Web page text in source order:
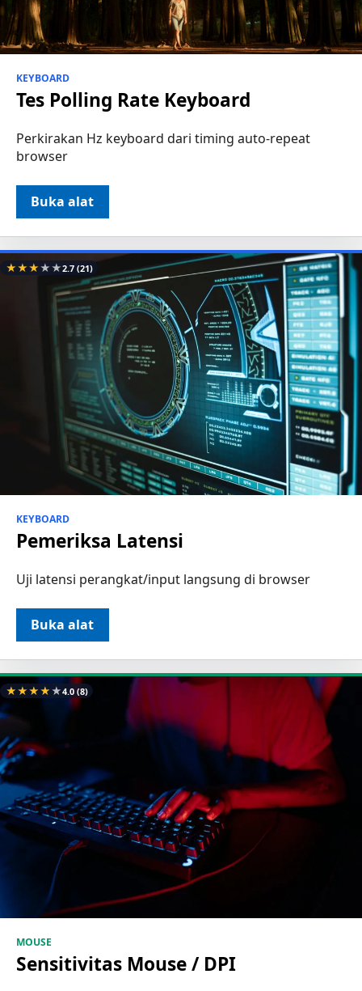
KEYBOARD
Tes Polling Rate Keyboard
Perkirakan Hz keyboard dari timing auto-repeat
browser
Buka alat
★★★★★2.7(21)
KEYBOARD
Pemeriksa Latensi
Uji latensi perangkat/input langsung di browser
Buka alat
★★★★★4.0(8)
MOUSE
Sensitivitas Mouse / DPI